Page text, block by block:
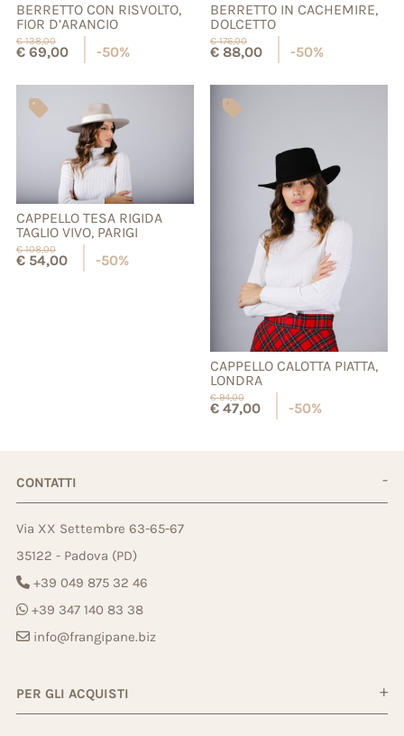
BERRETTO CON RISVOLTO,
FIOR D’ARANCIO
€138,00
€69,00 -50%
BERRETTO IN CACHEMIRE,
DOLCETTO
€176,00
€88,00 -50%
CAPPELLO TESA RIGIDA
TAGLIO VIVO, PARIGI
€108,00
€54,00 -50%
CAPPELLO CALOTTA PIATTA,
LONDRA
€94,00
€47,00 -50%
CONTATTI
Via XX Settembre 63-65-67
35122 - Padova (PD)
+39 049 875 32 46
+39 347 140 83 38
info@frangipane.biz
PER GLI ACQUISTI